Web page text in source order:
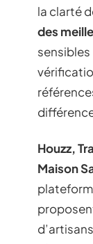
la clarté
des
Houzz,
Maison